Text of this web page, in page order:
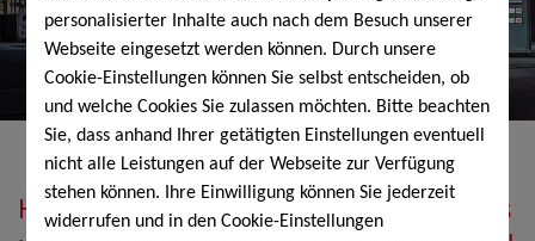
personalisierter Inhalte auch nach dem Besuch unserer
Webseite eingesetzt werden können. Durch unsere
Cookie-Einstellungen können Sie selbst entscheiden, ob
und welche Cookies Sie zulassen möchten. Bitte beachten
Sie, dass anhand Ihrer getätigten Einstellungen eventuell
nicht alle Leistungen auf der Webseite zur Verfügung
stehen können. Ihre Einwilligung können Sie jederzeit
widerrufen und in den Cookie-Einstellungen
Heizöl, Diesel, Schmierstoffe, Holzpellets